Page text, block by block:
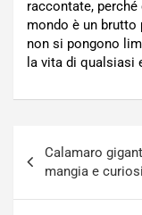
raccontate, perché
mondo è un
non si pongono
la vita di qualsiasi
articoli
Calamaro
mangia e